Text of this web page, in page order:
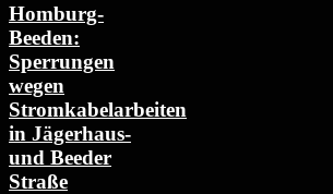
Homburg-
Beeden:
Sperrungen
wegen
Stromkabelarbeiten
in Jägerhaus-
und Beeder
Straße